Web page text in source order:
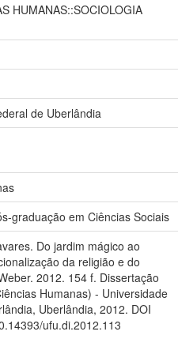
HUMANAS::SOCIOLOGIA
de Uberlândia
graduação em Ciências Sociais
Do jardim mágico ao
da religião e do
2012. 154 f. Dissertação
Humanas) - Universidade
Uberlândia, 2012. DOI
ufu.di.2012.113